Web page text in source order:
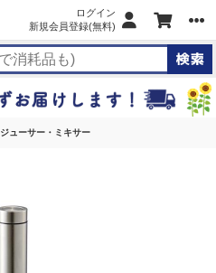
ログイン
新規会員登録(無料)
ジューサー・ミキサー